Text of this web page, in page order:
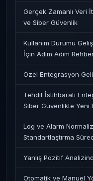
Gerçek Zamanlı Veri
ve Siber Güvenlik
Kullanım Durumu
İçin Adım Adım
Özel Entegrasyon
Tehdit İstihbaratı
Siber Güvenlikte Yeni
Log ve Alarm
Standartlaştırma
Yanlış Pozitif
Otomatik ve Manuel